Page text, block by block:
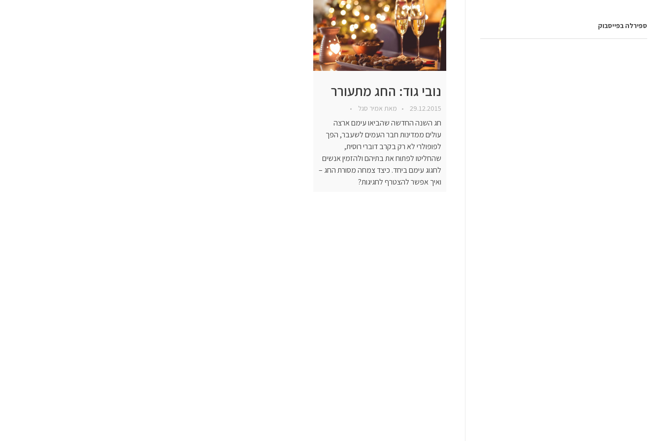
נובי גוד: החג מתעורר
29.12.2015 מאת אמיר סגל
חג השנה החדשה שהביאו עימם ארצה
עולים ממדינות חבר העמים לשעבר, הפך
לפופולרי לא רק בקרב דוברי רוסית,
שהחליטו לפתוח את בתיהם ולהזמין אנשים
לחגוג עימם ביחד. כיצד צמחה מסורת החג –
ואיך אפשר להצטרף לחגיגות?
ספירלה בפייסבוק